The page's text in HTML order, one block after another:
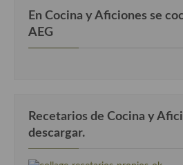
En Cocina y Aficiones se
AEG
Recetarios de Cocina y
descargar.